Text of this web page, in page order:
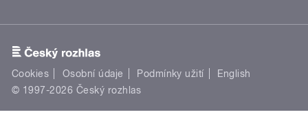
Cookies Osobní údaje Podmínky užití
English
© 1997-2026 Český rozhlas